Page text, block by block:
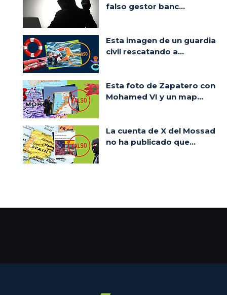
falso gestor banc...
Esta imagen de un guardia
civil rescatando a...
Esta foto de Zapatero con
Mohamed VI y un map...
La cuenta de X del Mossad
no ha publicado que...